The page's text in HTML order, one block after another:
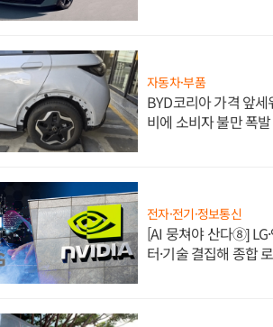
자동차·부품
BYD코리아 가격 앞
비에 소비자 불만 폭발
전자·전기·정보통신
[AI 뭉쳐야 산다⑧]
터·기술 결집해 종합